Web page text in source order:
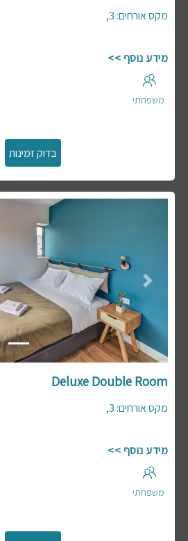
מקס אורחים:
3
,
מידע נוסף >>
משפחתי
Next
Deluxe Double Room
מקס אורחים:
3
,
מידע נוסף >>
משפחתי